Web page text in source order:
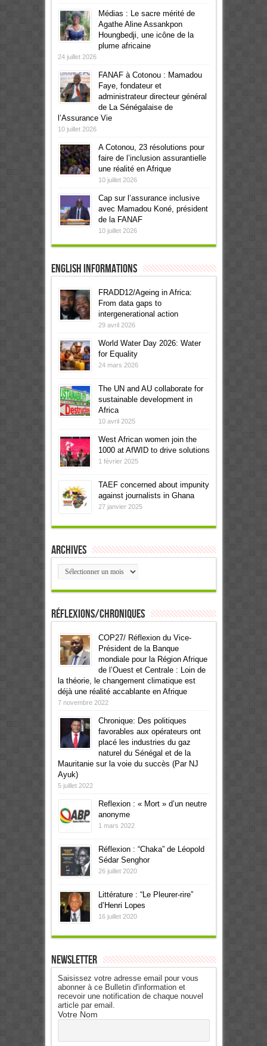
Médias : Le sacre mérité de
Agathe Aline Assankpon
Houngbedji, une icône de la
plume africaine
24 juillet 2026
FANAF à Cotonou : Mamadou
Faye, fondateur et
administrateur directeur général
de La Sénégalaise de
l’Assurance Vie
10 juillet 2026
A Cotonou, 23 résolutions pour
faire de l’inclusion assurantielle
une réalité en Afrique
10 juillet 2026
Cap sur l’assurance inclusive
avec Mamadou Koné, président
de la FANAF
10 juillet 2026
English informations
FRADD12/Ageing in Africa:
From data gaps to
intergenerational action
29 avril 2026
World Water Day 2026: Water
for Equality
24 mars 2026
The UN and AU collaborate for
sustainable development in
Africa
10 avril 2025
West African women join the
1000 at AfWID to drive solutions
1 février 2025
TAEF concerned about impunity
against journalists in Ghana
27 janvier 2025
Archives
Archives
Réflexions/Chroniques
COP27/ Réflexion du Vice-
Président de la Banque
mondiale pour la Région Afrique
de l’Ouest et Centrale : Loin de
la théorie, le changement climatique est
déjà une réalité accablante en Afrique
7 novembre 2022
Chronique: Des politiques
favorables aux opérateurs ont
placé les industries du gaz
naturel du Sénégal et de la
Mauritanie sur la voie du succès (Par NJ
Ayuk)
5 juillet 2022
Reflexion : « Mort » d’un neutre
anonyme
1 mars 2022
Réflexion : “Chaka” de Léopold
Sédar Senghor
26 juillet 2020
Littérature : “Le Pleurer-rire”
d’Henri Lopes
16 juillet 2020
Newsletter
Saisissez votre adresse email pour vous
abonner à ce Bulletin d'information et
recevoir une notification de chaque nouvel
article par email.
Votre Nom